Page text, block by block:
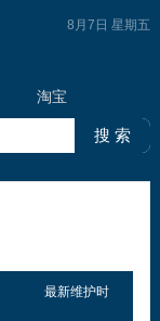
淘宝
8月7日 星期五
最新维护时